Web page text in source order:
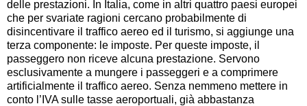
delle prestazioni. In Italia, come in altri quattro paesi europei
che per svariate ragioni cercano probabilmente di
disincentivare il traffico aereo ed il turismo, si aggiunge una
terza componente: le imposte. Per queste imposte, il
passeggero non riceve alcuna prestazione. Servono
esclusivamente a mungere i passeggeri e a comprimere
artificialmente il traffico aereo. Senza nemmeno mettere in
conto l’IVA sulle tasse aeroportuali, già abbastanza